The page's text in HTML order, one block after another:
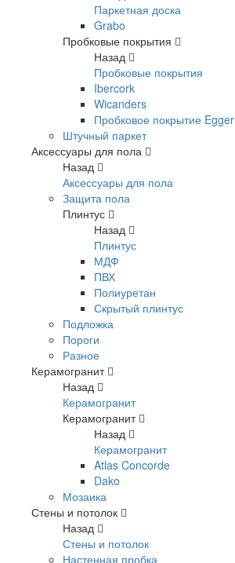
Паркетная доска
Grabo
Пробковые покрытия
Назад
Пробковые покрытия
Ibercork
Wicanders
Пробковое покрытие Egger
Штучный паркет
Аксессуары для пола
Назад
Аксессуары для пола
Защита пола
Плинтус
Назад
Плинтус
МДФ
ПВХ
Полиуретан
Скрытый плинтус
Подложка
Пороги
Разное
Керамогранит
Назад
Керамогранит
Керамогранит
Назад
Керамогранит
Atlas Concorde
Dako
Мозаика
Стены и потолок
Назад
Стены и потолок
Настенная пробка